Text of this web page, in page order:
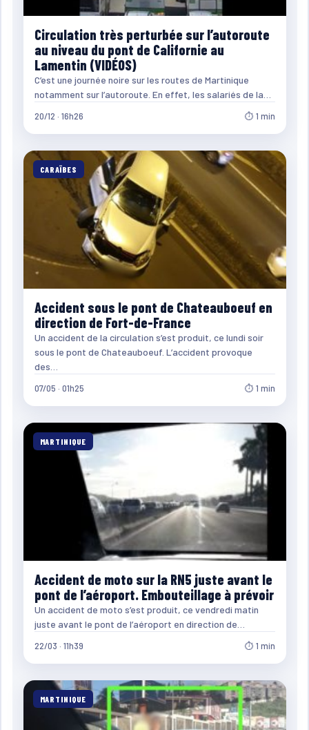
Circulation très perturbée sur l’autoroute
au niveau du pont de Californie au
Lamentin (VIDÉOS)
C’est une journée noire sur les routes de Martinique
notamment sur l’autoroute. En effet, les salariés de la…
20/12 · 16h26 ⏱ 1 min
CARAÏBES
Accident sous le pont de Chateauboeuf en
direction de Fort-de-France
Un accident de la circulation s’est produit, ce lundi soir
sous le pont de Chateauboeuf. L’accident provoque
des…
07/05 · 01h25 ⏱ 1 min
MARTINIQUE
Accident de moto sur la RN5 juste avant le
pont de l’aéroport. Embouteillage à prévoir
Un accident de moto s’est produit, ce vendredi matin
juste avant le pont de l’aéroport en direction de…
22/03 · 11h39 ⏱ 1 min
MARTINIQUE